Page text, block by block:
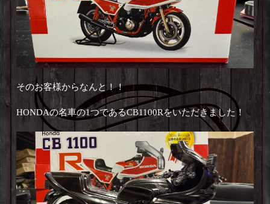
そのお客様からなんと！！
HONDAの名車の1つであるCB1100Rをいただきました！